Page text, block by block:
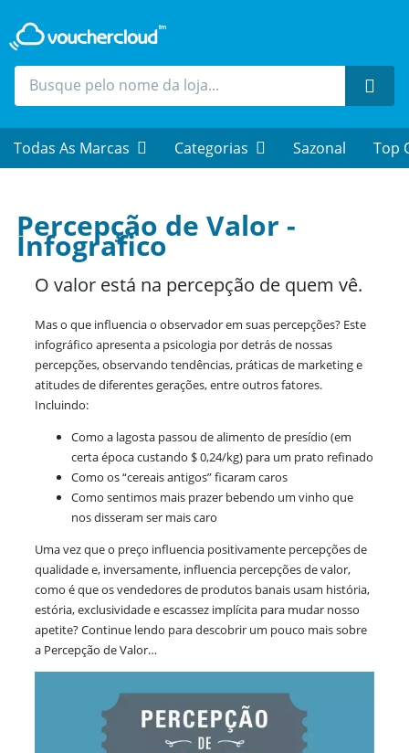
Todas As Marcas Categorias Sazonal Top
Percepção de Valor -
Infografico
O valor está na percepção de quem vê.
Mas o que influencia o observador em suas percepções? Este
infográfico apresenta a psicologia por detrás de nossas
percepções, observando tendências, práticas de marketing e
atitudes de diferentes gerações, entre outros fatores.
Incluindo:
Como a lagosta passou de alimento de presídio (em
certa época custando $ 0,24/kg) para um prato refinado
Como os “cereais antigos” ficaram caros
Como sentimos mais prazer bebendo um vinho que
nos disseram ser mais caro
Uma vez que o preço influencia positivamente percepções de
qualidade e, inversamente, influencia percepções de valor,
como é que os vendedores de produtos banais usam história,
estória, exclusividade e escassez implícita para mudar nosso
apetite? Continue lendo para descobrir um pouco mais sobre
a Percepção de Valor…